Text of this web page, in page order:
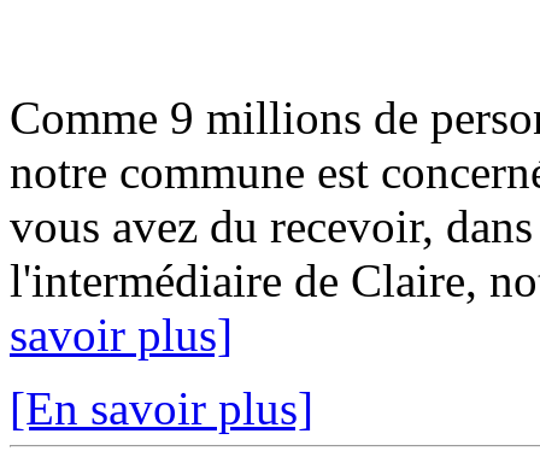
Comme 9 millions de
notre commune est
vous avez du recevoir,
l'intermédiaire de Claire,
savoir plus]
[En savoir plus]